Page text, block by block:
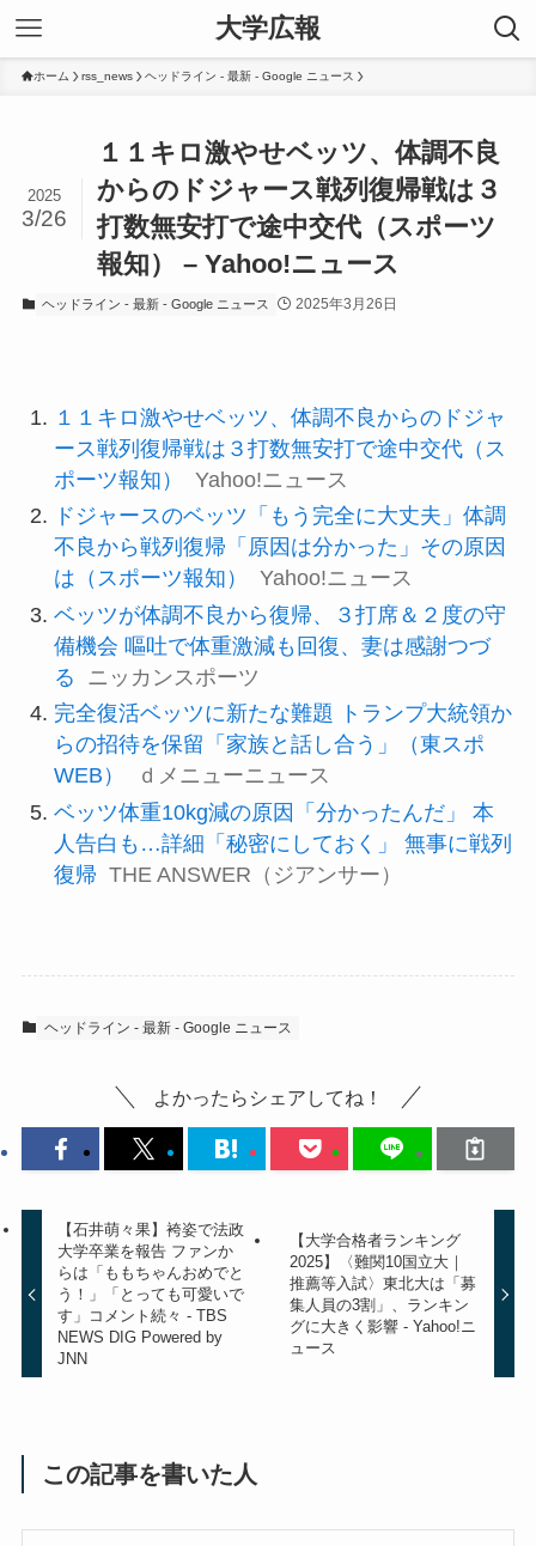
大学広報
ホーム rss_news ヘッドライン - 最新 - Google ニュース
１１キロ激やせベッツ、体調不良
からのドジャース戦列復帰戦は３
打数無安打で途中交代（スポーツ
報知） – Yahoo!ニュース
2025
3/26
ヘッドライン - 最新 - Google ニュース 2025年3月26日
１１キロ激やせベッツ、体調不良からのドジャ
ース戦列復帰戦は３打数無安打で途中交代（ス
ポーツ報知）
Yahoo!ニュース
ドジャースのベッツ「もう完全に大丈夫」体調
不良から戦列復帰「原因は分かった」その原因
は（スポーツ報知）
Yahoo!ニュース
ベッツが体調不良から復帰、３打席＆２度の守
備機会 嘔吐で体重激減も回復、妻は感謝つづ
る
ニッカンスポーツ
完全復活ベッツに新たな難題 トランプ大統領か
らの招待を保留「家族と話し合う」（東スポ
WEB）
ｄメニューニュース
ベッツ体重10kg減の原因「分かったんだ」 本
人告白も…詳細「秘密にしておく」 無事に戦列
復帰 THE ANSWER（ジアンサー）
ヘッドライン - 最新 - Google ニュース
よかったらシェアしてね！
【石井萌々果】袴姿で法政
大学卒業を報告 ファンか
らは「ももちゃんおめでと
う！」「とっても可愛いで
す」コメント続々 - TBS
NEWS DIG Powered by
JNN
【大学合格者ランキング
2025】〈難関10国立大｜
推薦等入試〉東北大は「募
集人員の3割」、ランキン
グに大きく影響 - Yahoo!ニ
ュース
この記事を書いた人